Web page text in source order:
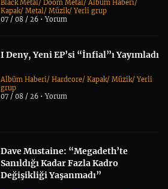
Black Metal/Doom Metal/Albüm Haberi/
Kapak/Metal/Müzik/Yerli grup
07 / 08 / 26 •Yorum
I Deny, Yeni EP’si “İnfial”ı Yayımladı
Albüm Haberi/Hardcore/Kapak/Müzik/Yerli
grup
07 / 08 / 26 •Yorum
Dave Mustaine: “Megadeth’te
Sanıldığı Kadar Fazla Kadro
Değişikliği Yaşanmadı”